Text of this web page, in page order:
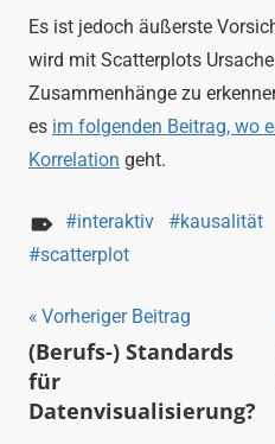
Es ist jedoch äußerste
wird mit Scatterplots
Zusammenhänge zu
es im folgenden Beitrag, wo
Korrelation geht.
interaktiv kausalität
scatterplot
Vorheriger Beitrag
(Berufs-) Standards
für
Datenvisualisierung?